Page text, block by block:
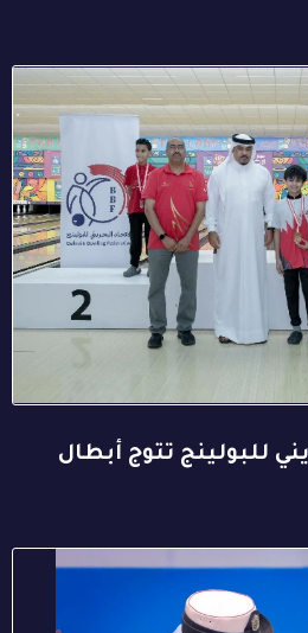
للبولينج تتوج أبطال